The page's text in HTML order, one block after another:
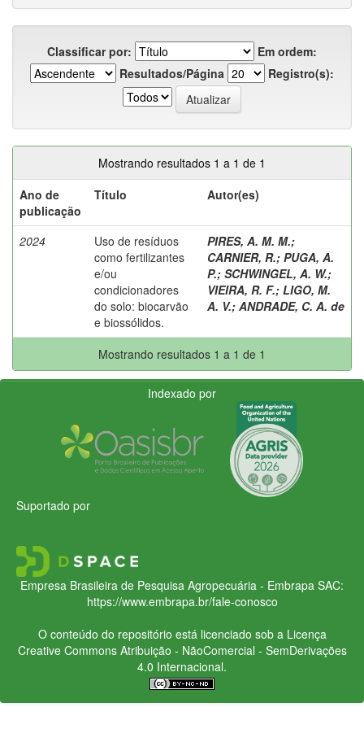
Classificar por:
Em ordem:
Resultados/Página
Registro(s):
Mostrando resultados 1 a 1 de 1
Ano de
publicação
Título Autor(es)
2024
Uso de resíduos
como fertilizantes
e/ou
condicionadores
do solo: biocarvão
e biossólidos.
PIRES, A. M. M.;
CARNIER, R.; PUGA, A.
P.; SCHWINGEL, A. W.;
VIEIRA, R. F.; LIGO, M.
A. V.; ANDRADE, C. A. de
Mostrando resultados 1 a 1 de 1
Indexado por
Suportado por
Empresa Brasileira de Pesquisa Agropecuária - Embrapa SAC:
https://www.embrapa.br/fale-conosco
O conteúdo do repositório está licenciado sob a Licença
Creative CommonsAtribuição - NãoComercial - SemDerivações
4.0 Internacional.